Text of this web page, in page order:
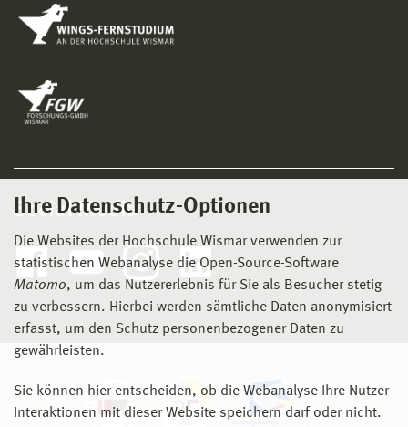
Ihre Datenschutz-Optionen
Die Websites der Hochschule Wismar verwenden zur
statistischen Webanalyse die Open-Source-Software
Matomo, um das Nutzererlebnis für Sie als Besucher stetig
zu verbessern. Hierbei werden sämtliche Daten anonymisiert
erfasst, um den Schutz personenbezogener Daten zu
gewährleisten.
Sie können hier entscheiden, ob die Webanalyse Ihre Nutzer-
Interaktionen mit dieser Website speichern darf oder nicht.
Social Media